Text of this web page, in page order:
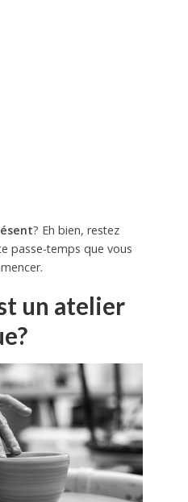
? Eh bien, restez
passe-temps que vous
un atelier